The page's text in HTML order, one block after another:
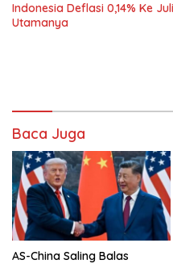
Indonesia Deflasi 0,14% Ke
Utamanya
Baca Juga
AS-China Saling Balas